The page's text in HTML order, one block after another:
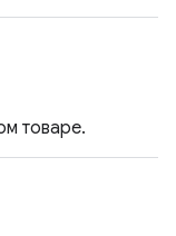
товаре.